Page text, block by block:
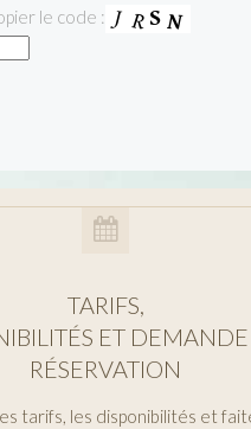
le code :
TARIFS,
ET
RÉSERVATION
tarifs, les disponibilités et